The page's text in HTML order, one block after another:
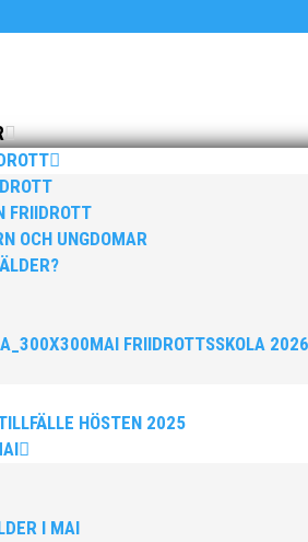
FRIIDROTT
OCH UNGDOMAR
MAI FRIIDROTTSSKOLA 2026
HÖSTEN 2025
I MAI
Parasportsprojekt i
2020|
du att lyssna på MAI:s parasportare
gäng och tränare Hanna Katsler
ni höra inslaget i sin helhet: